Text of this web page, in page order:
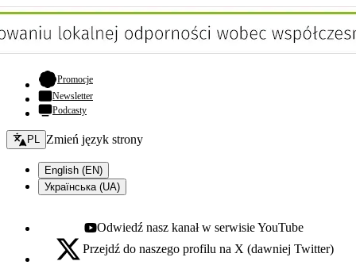
Promocje- otwiera się w nowej karcie
Newsletter
Podcasty
Zmień język - bieżący:
PL Zmień język strony
English (EN)
Українська (UA)
Youtube - otwiera się w nowej karcie
Odwiedź nasz kanał w serwisie YouTube
X - otwiera się w nowej karcie
Przejdź do naszego profilu na X (dawniej Twitter)